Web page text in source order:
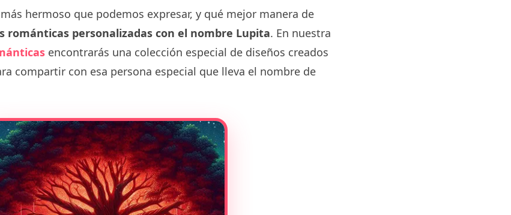
hermoso que podemos expresar, y qué mejor manera de
románticas personalizadas con el nombre Lupita. En nuestra
encontrarás una colección especial de diseños creados
compartir con esa persona especial que lleva el nombre de